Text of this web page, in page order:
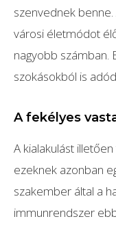
szenvednek
városi életmódot
nagyobb számban.
szokásokból is
A fekélyes
A kialakulást
ezeknek azonban
szakember által a
immunrendszer